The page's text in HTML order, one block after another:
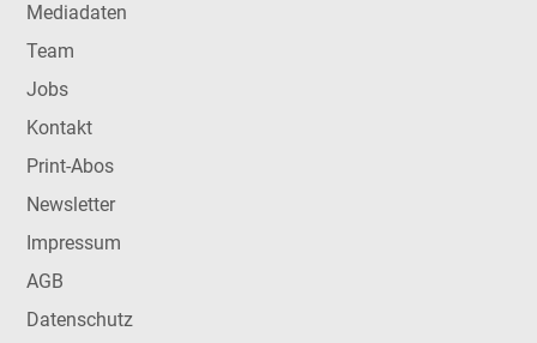
Mediadaten
Team
Jobs
Kontakt
Print-Abos
Newsletter
Impressum
AGB
Datenschutz